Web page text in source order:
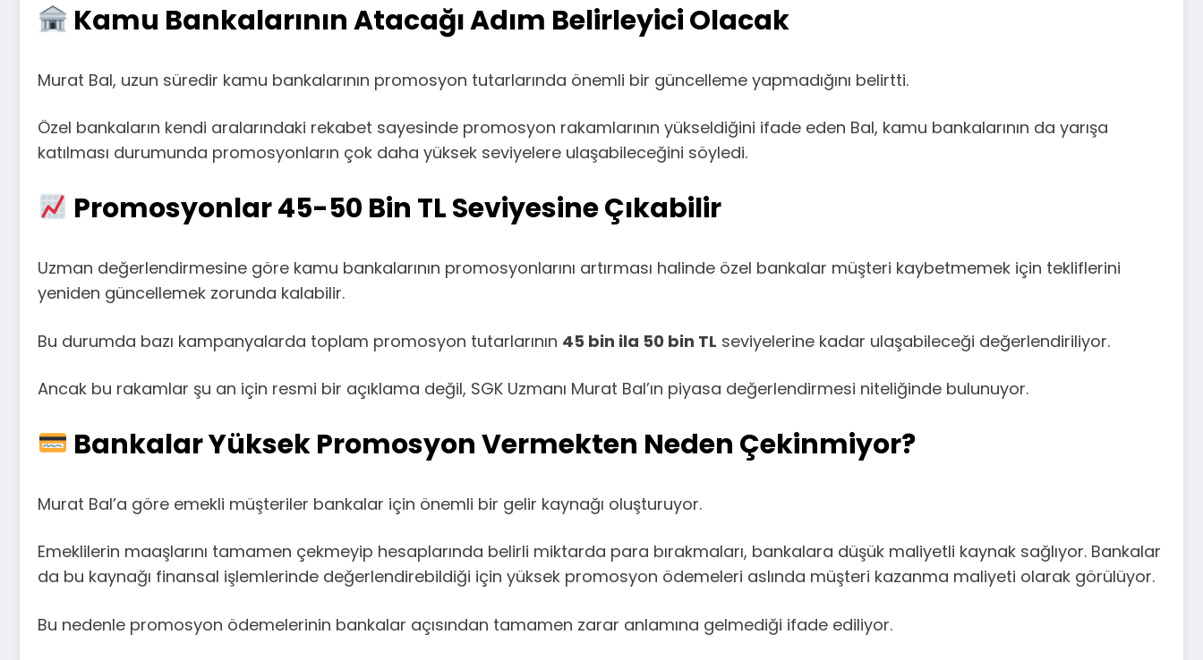
Kamu Bankalarının Atacağı Adım Belirleyici Olacak
Murat Bal, uzun süredir kamu bankalarının promosyon tutarlarında önemli bir güncelleme yapmadığını belirtti.
Özel bankaların kendi aralarındaki rekabet sayesinde promosyon rakamlarının yükseldiğini ifade eden Bal, kamu bankalarının da yarışa
katılması durumunda promosyonların çok daha yüksek seviyelere ulaşabileceğini söyledi.
Promosyonlar 45-50 Bin TL Seviyesine Çıkabilir
Uzman değerlendirmesine göre kamu bankalarının promosyonlarını artırması halinde özel bankalar müşteri kaybetmemek için tekliflerini
yeniden güncellemek zorunda kalabilir.
Bu durumda bazı kampanyalarda toplam promosyon tutarlarının 45 bin ila 50 bin TL seviyelerine kadar ulaşabileceği değerlendiriliyor.
Ancak bu rakamlar şu an için resmi bir açıklama değil, SGK Uzmanı Murat Bal’ın piyasa değerlendirmesi niteliğinde bulunuyor.
Bankalar Yüksek Promosyon Vermekten Neden Çekinmiyor?
Murat Bal’a göre emekli müşteriler bankalar için önemli bir gelir kaynağı oluşturuyor.
Emeklilerin maaşlarını tamamen çekmeyip hesaplarında belirli miktarda para bırakmaları, bankalara düşük maliyetli kaynak sağlıyor. Bankalar
da bu kaynağı finansal işlemlerinde değerlendirebildiği için yüksek promosyon ödemeleri aslında müşteri kazanma maliyeti olarak görülüyor.
Bu nedenle promosyon ödemelerinin bankalar açısından tamamen zarar anlamına gelmediği ifade ediliyor.